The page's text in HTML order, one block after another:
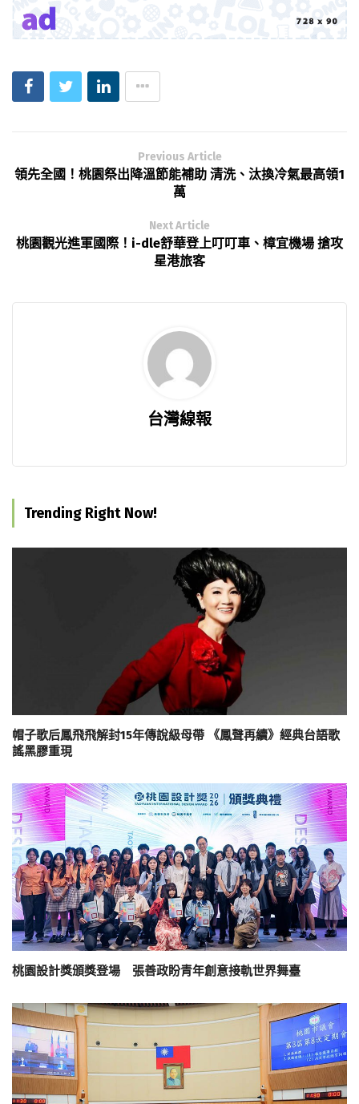
Previous Article
領先全國！桃園祭出降溫節能補助 清洗、汰換冷氣最高領1
萬
Next Article
桃園觀光進軍國際！i-dle舒華登上叮叮車、樟宜機場 搶攻
星港旅客
台灣線報
Trending Right Now!
帽子歌后鳳飛飛解封15年傳說級母帶 《鳳聲再續》經典台語歌
謠黑膠重現
桃園設計獎頒獎登場 張善政盼青年創意接軌世界舞臺